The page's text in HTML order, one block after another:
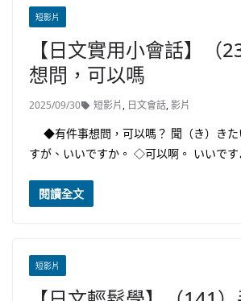
短影片
【日文實用小會話】（
想問，可以嗎
2025/09/30 短影片, 日文會話,影片
◆有件事想問，可以嗎？ 聞（き）きた
すが、いいですか。 ◇可以啊。 いいで
閱讀全文
短影片